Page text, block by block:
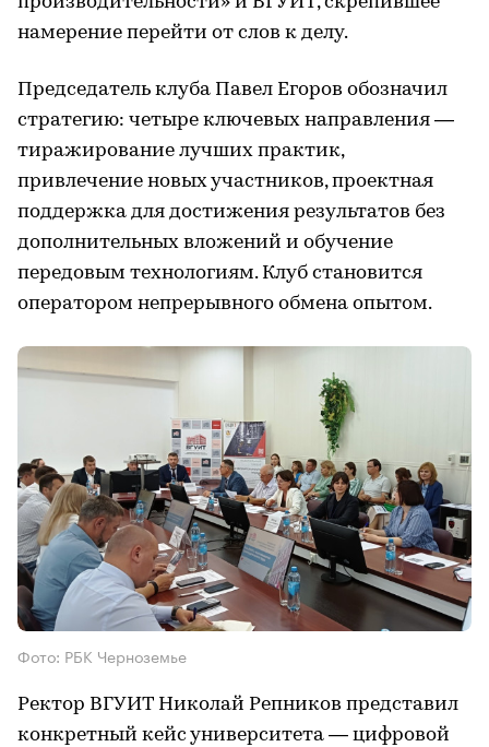
намерение перейти от слов к делу.
Председатель клуба Павел Егоров обозначил
стратегию: четыре ключевых направления —
тиражирование лучших практик,
привлечение новых участников, проектная
поддержка для достижения результатов без
дополнительных вложений и обучение
передовым технологиям. Клуб становится
оператором непрерывного обмена опытом.
Фото: РБК Черноземье
Ректор ВГУИТ Николай Репников представил
конкретный кейс университета — цифровой